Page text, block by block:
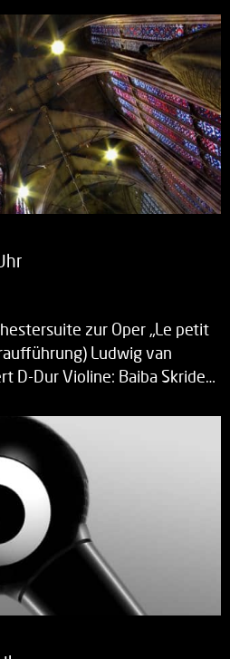
zur Oper „Le petit
Ludwig van
D-Dur Violine: Baiba Skride…